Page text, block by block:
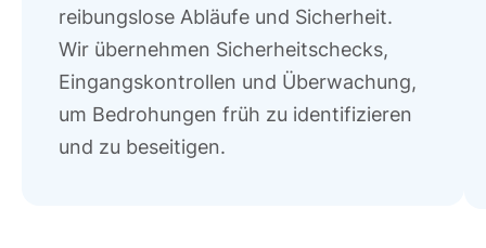
reibungslose Abläufe und Sicherheit.
Wir übernehmen Sicherheitschecks,
Eingangskontrollen und Überwachung,
um Bedrohungen früh zu identifizieren
und zu beseitigen.